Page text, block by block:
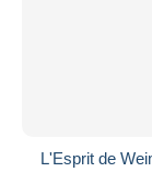
L'Esprit de